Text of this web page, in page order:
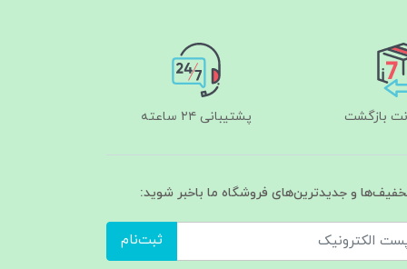
پشتیبانی ۲۴ ساعته
و جدیدترین‌های فروشگاه ما باخبر شوید:
ثبت‌نام